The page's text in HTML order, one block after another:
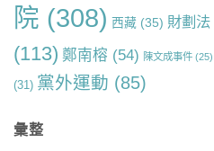
院 (308) 西藏 (35) 財劃法
(113) 鄭南榕 (54) 陳文成事件 (25)
(31) 黨外運動 (85)
彙整